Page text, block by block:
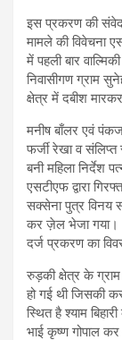
इस प्रकरण की
मामले की विवेचना
में पहली बार
निवासीगण ग्राम
क्षेत्र में दबीश
मनीष बाँलर एवं
फर्जी रेखा व संलिप्त
बनी महिला निर्देश
एसटीएफ द्वारा
सक्सेना पुत्र विनय
कर ज़ेल भेजा गया।
दर्ज प्रकरण का
रुड़की क्षेत्र के ग्राम
हो गई थी जिसकी
स्थित है श्याम
भाई कृष्ण गोपाल कर